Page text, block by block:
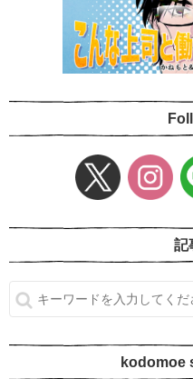
記
kodomoe